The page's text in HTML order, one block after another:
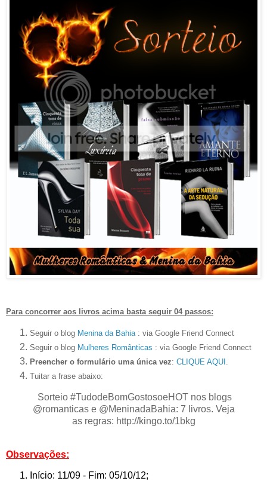
Para concorrer aos livros acima basta seguir 04 passos:
Seguir o blog Menina da Bahia: via Google Friend Connect
Seguir o blog Mulheres Românticas : via Google Friend Connect
Preencher o formulário uma única vez: CLIQUE AQUI .
Tuitar a frase abaixo:
Sorteio #TudodeBomGostosoeHOT nos blogs
@romanticas e @MeninadaBahia: 7 livros. Veja
as regras: http://kingo.to/1bkg
Observações:
Início: 11/09 - Fim: 05/10/12;